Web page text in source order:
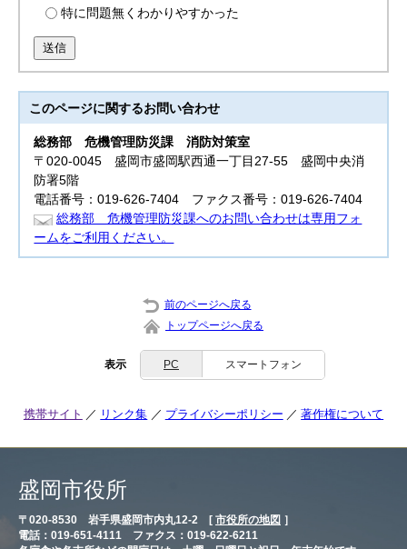
特に問題無くわかりやすかった
送信
このページに関するお問い合わせ
総務部 危機管理防災課消防対策室
〒020-0045 盛岡市盛岡駅西通一丁目27-55 盛岡中央消
防署5階
電話番号：019-626-7404 ファクス番号：019-626-7404
総務部 危機管理防災課へのお問い合わせは専用フォ
ームをご利用ください。
前のページへ戻る
トップページへ戻る
表示 PC スマートフォン
携帯サイト リンク集 プライバシーポリシー 著作権について
盛岡市役所
〒020-8530 岩手県盛岡市内丸12-2 [ 市役所の地図 ］
電話：019-651-4111 ファクス：019-622-6211